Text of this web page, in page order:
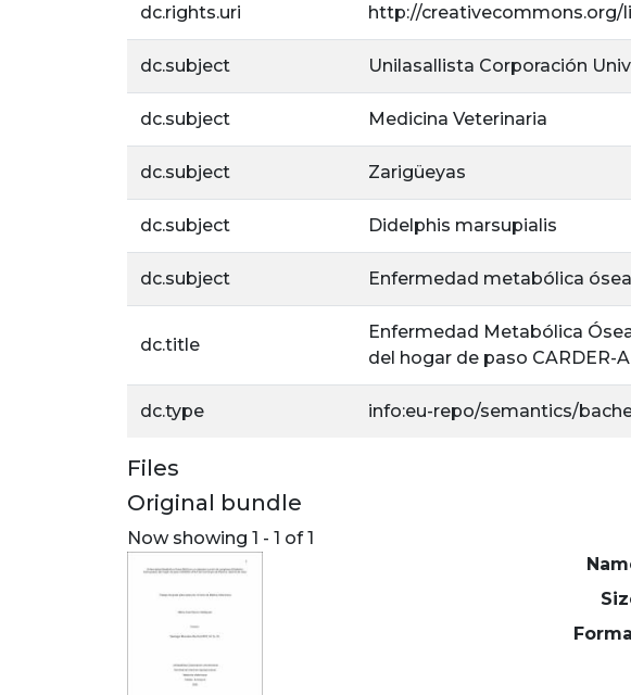
dc.rights.uri http://creativecommons.org/
dc.subject Unilasallista Corporación
dc.subject Medicina Veterinaria
dc.subject Zarigüeyas
dc.subject Didelphis marsupialis
dc.subject Enfermedad metabólica ósea
dc.title
Enfermedad Metabólica
del hogar de paso CARDER-
dc.type info:eu-repo/semantics/
Files
Original bundle
Now showing 1 - 1 of 1